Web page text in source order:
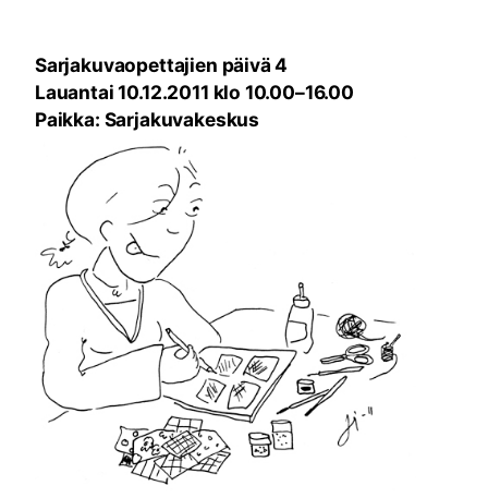
Sarjakuvaopettajien päivä 4
Lauantai 10.12.2011 klo 10.00–16.00
Paikka: Sarjakuvakeskus